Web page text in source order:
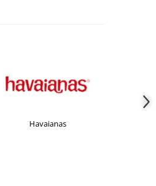
Havaianas